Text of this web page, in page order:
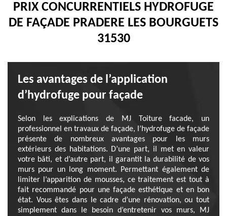
PRIX CONCURRENTIELS HYDROFUGE
DE FAÇADE PRADERE LES BOURGUETS
31530
Les avantages de l’application
d’hydrofuge pour façade
Selon les explications de MJ Toiture facade, un
professionnel en travaux de façade, l’hydrofuge de façade
présente de nombreux avantages pour les murs
extérieurs des habitations. D’une part, il met en valeur
votre bâti, et d’autre part, il garantit la durabilité de vos
murs pour un long moment. Permettant également de
limiter l’apparition de mousses, ce traitement est tout à
fait recommandé pour une façade esthétique et en bon
état. Vous êtes dans le cadre d’une rénovation, ou tout
simplement dans le besoin d’entretenir vos murs, MJ